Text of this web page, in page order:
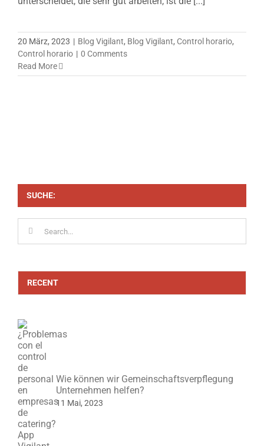
20 März, 2023 | Blog Vigilant, Blog Vigilant, Control horario,
Control horario | 0 Comments
Read More
SUCHE:
RECENT
Wie können wir Gemeinschaftsverpflegung
Unternehmen helfen?
11 Mai, 2023